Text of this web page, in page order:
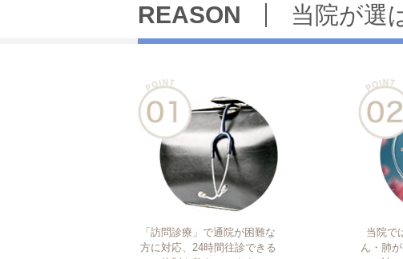
REASON 当院が選
「訪問診療」で通院が困難な
方に対応、24時間往診できる
当院で
ん・肺